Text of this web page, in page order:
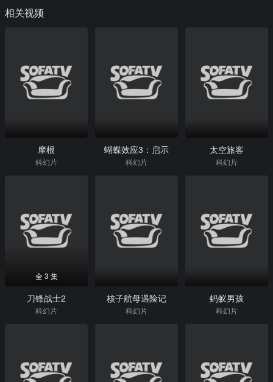
相关视频
摩根
科幻片
蝴蝶效应3：启示
科幻片
太空旅客
科幻片
全 3 集
刀锋战士2
科幻片
核子航母遇险记
科幻片
蚂蚁男孩
科幻片